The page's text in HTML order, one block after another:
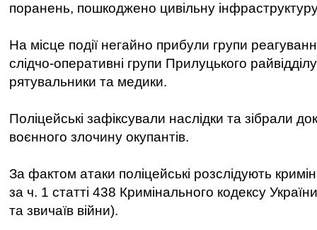
поранень, пошкоджено цивільну
На місце події негайно прибули групи
слідчо-оперативні групи Прилуцького райвідділу
рятувальники та медики.
Поліцейські зафіксували наслідки та зібрали
воєнного злочину окупантів.
За фактом атаки поліцейські розслідують
за ч. 1 статті 438 Кримінального кодексу
та звичаїв війни).